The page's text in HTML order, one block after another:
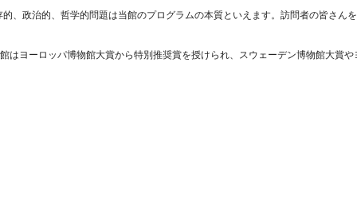
、政治的、哲学的問題は当館のプログラムの本質といえます。訪問者の皆さん
ヨーロッパ博物館大賞から特別推奨賞を授けられ、スウェーデン博物館大賞や